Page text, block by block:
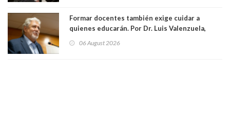
Formar docentes también exige cuidar a
quienes educarán. Por Dr. Luis Valenzuela,
Académicos U. Católica Silva Henríquez
06 August 2026